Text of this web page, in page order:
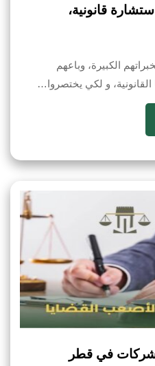
قانونية،
الكبيرة، وباعهم
و لكي يختصروا…
في قطر